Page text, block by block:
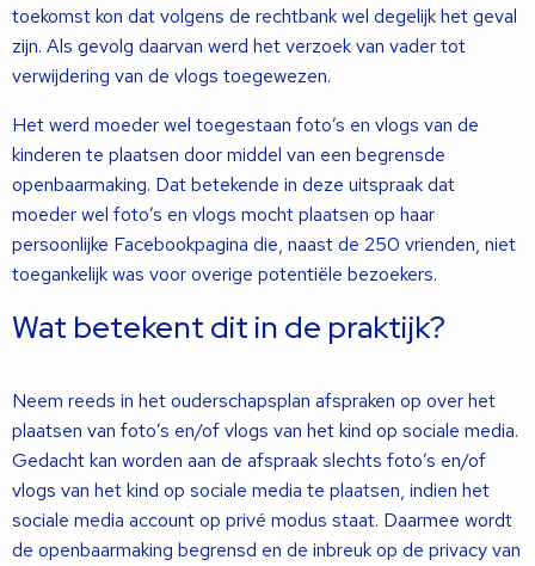
toekomst kon dat volgens de rechtbank wel degelijk het geval
zijn. Als gevolg daarvan werd het verzoek van vader tot
verwijdering van de vlogs toegewezen.
Het werd moeder wel toegestaan foto’s en vlogs van de
kinderen te plaatsen door middel van een begrensde
openbaarmaking. Dat betekende in deze uitspraak dat
moeder wel foto’s en vlogs mocht plaatsen op haar
persoonlijke Facebookpagina die, naast de 250 vrienden, niet
toegankelijk was voor overige potentiële bezoekers.
Wat betekent dit in de praktijk?
Neem reeds in het ouderschapsplan afspraken op over het
plaatsen van foto’s en/of vlogs van het kind op sociale media.
Gedacht kan worden aan de afspraak slechts foto’s en/of
vlogs van het kind op sociale media te plaatsen, indien het
sociale media account op privé modus staat. Daarmee wordt
de openbaarmaking begrensd en de inbreuk op de privacy van